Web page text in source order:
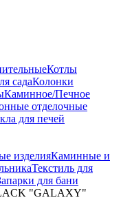
Котлы
садаКолонки
Каминное/Печное
отделочные
для печей
изделияКаминные и
Текстиль для
для бани
"GALAXY"